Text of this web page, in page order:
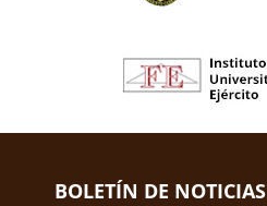
BOLETÍN DE NOTICIAS